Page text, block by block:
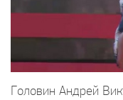
Головин Андрей